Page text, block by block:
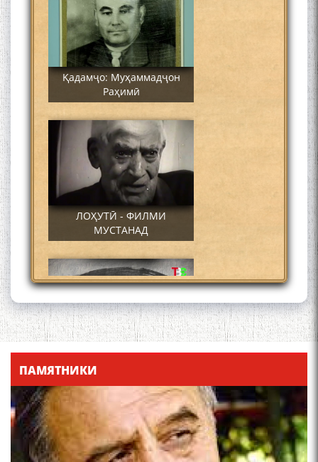
Қадамҷо: Муҳаммадҷон
Раҳимӣ
ЛОҲУТӢ - ФИЛМИ
МУСТАНАД
Қадамҷо - Лоҳутӣ
ПАМЯТНИКИ